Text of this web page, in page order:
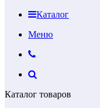
Каталог
Меню
Каталог товаров